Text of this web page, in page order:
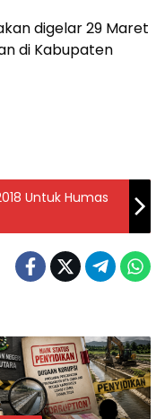
digelar 29 Maret
di Kabupaten
Untuk Humas